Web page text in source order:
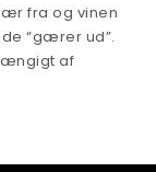
fra og vinen
“gærer ud”.
af